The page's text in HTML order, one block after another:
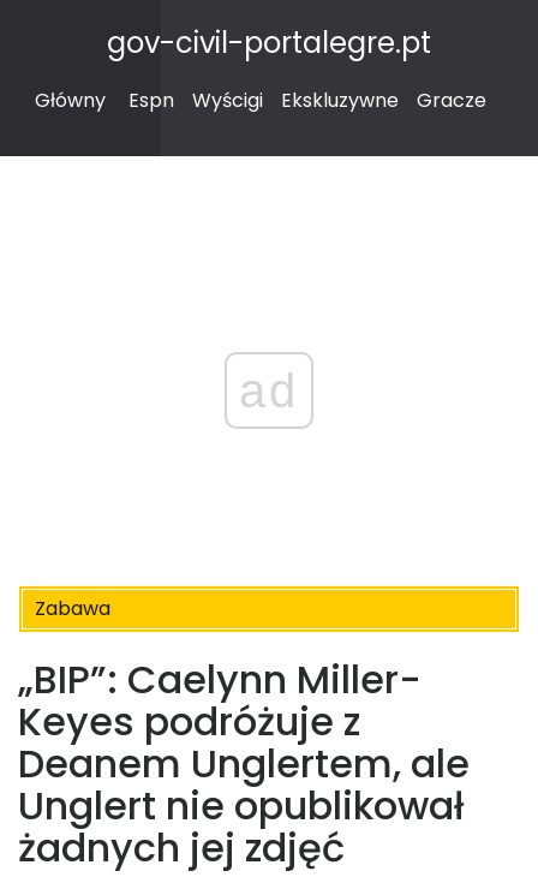
gov-civil-portalegre.pt
Główny Espn Wyścigi Ekskluzywne Gracze
ad
Zabawa
„BIP”: Caelynn Miller-
Keyes podróżuje z
Deanem Unglertem, ale
Unglert nie opublikował
żadnych jej zdjęć